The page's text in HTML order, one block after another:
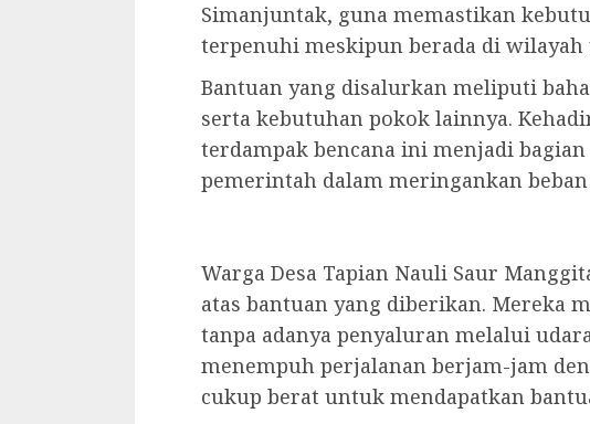
Simanjuntak, guna memastikan
terpenuhi meskipun berada di
Bantuan yang disalurkan meliputi
serta kebutuhan pokok lainnya.
terdampak bencana ini menjadi
pemerintah dalam meringankan
Warga Desa Tapian Nauli Saur
atas bantuan yang diberikan. Mereka
tanpa adanya penyaluran melalui
menempuh perjalanan berjam-jam
cukup berat untuk mendapatkan